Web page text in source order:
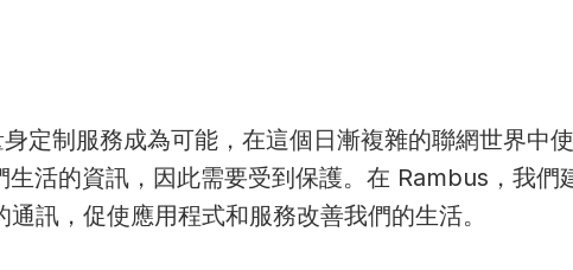
定制服務成為可能，在這個日漸複雜的聯網世界中
活的資訊，因此需要受到保護。在 Rambus，我們
訊，促使應用程式和服務改善我們的生活。